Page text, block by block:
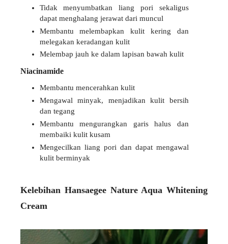
Tidak menyumbatkan liang pori sekaligus
dapat menghalang jerawat dari muncul
Membantu melembapkan kulit kering dan
melegakan keradangan kulit
Melembap jauh ke dalam lapisan bawah kulit
Niacinamide
Membantu mencerahkan kulit
Mengawal minyak, menjadikan kulit bersih
dan tegang
Membantu mengurangkan garis halus dan
membaiki kulit kusam
Mengecilkan liang pori dan dapat mengawal
kulit berminyak
Kelebihan Hansaegee Nature Aqua Whitening
Cream